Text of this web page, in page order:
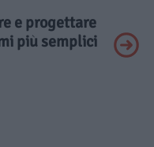
e progettare
più semplici